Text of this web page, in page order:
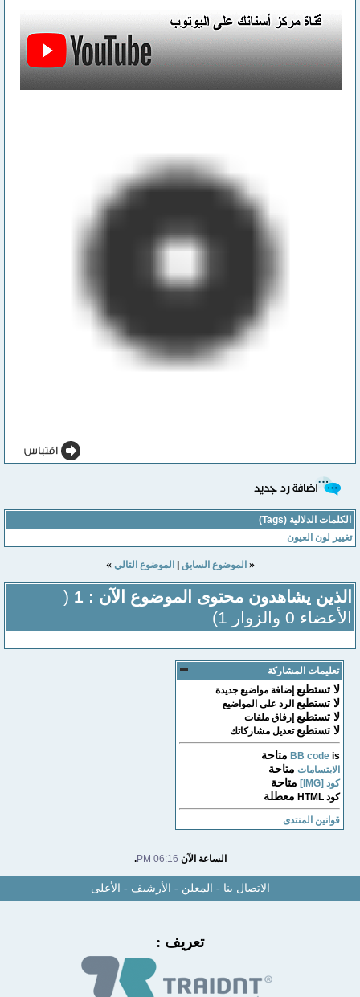
الكلمات الدلالية (Tags)
تغيير لون العيون
« الموضوع السابق|الموضوع التالي »
الذين يشاهدون محتوى الموضوع الآن : 1
(
الأعضاء 0 والزوار 1)
تعليمات المشاركة
لا تستطيعإضافة مواضيع جديدة
لا تستطيعالرد على المواضيع
لا تستطيعإرفاق ملفات
لا تستطيعتعديل مشاركاتك
BB codeis متاحة
الابتسامات متاحة
كود [IMG] متاحة
كود HTML معطلة
قوانين المنتدى
الساعة الآن06:16 PM
.
الاتصال بنا-المعلن-الأرشيف -الأعلى
تعريف :